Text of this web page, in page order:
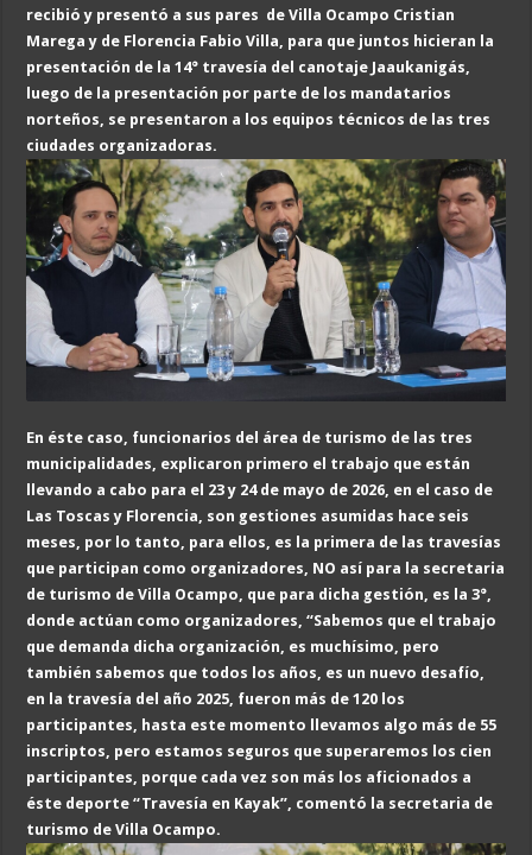
recibió y presentó a sus pares de Villa Ocampo Cristian
Marega y de Florencia Fabio Villa, para que juntos hicieran la
presentación de la 14° travesía del canotaje Jaaukanigás,
luego de la presentación por parte de los mandatarios
norteños, se presentaron a los equipos técnicos de las tres
ciudades organizadoras.
En éste caso, funcionarios del área de turismo de las tres
municipalidades, explicaron primero el trabajo que están
llevando a cabo para el 23 y 24 de mayo de 2026, en el caso de
Las Toscas y Florencia, son gestiones asumidas hace seis
meses, por lo tanto, para ellos, es la primera de las travesías
que participan como organizadores, NO así para la secretaria
de turismo de Villa Ocampo, que para dicha gestión, es la 3°,
donde actúan como organizadores, “Sabemos que el trabajo
que demanda dicha organización, es muchísimo, pero
también sabemos que todos los años, es un nuevo desafío,
en la travesía del año 2025, fueron más de 120 los
participantes, hasta este momento llevamos algo más de 55
inscriptos, pero estamos seguros que superaremos los cien
participantes, porque cada vez son más los aficionados a
éste deporte “Travesía en Kayak”, comentó la secretaria de
turismo de Villa Ocampo.